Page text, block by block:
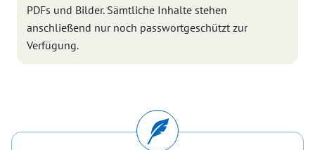
PDFs und Bilder. Sämtliche Inhalte stehen
anschließend nur noch passwortgeschützt zur
Verfügung.